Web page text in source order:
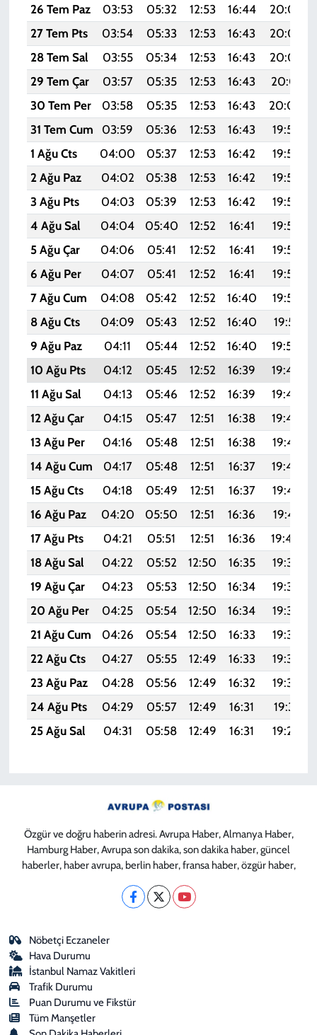
26 Tem Paz
03:53 05:32 12:53 16:44 20:04
27 Tem Pts
03:54 05:33 12:53 16:43 20:03
28 Tem Sal
03:55 05:34 12:53 16:43 20:02
29 Tem Çar
03:57 05:35 12:53 16:43 20:01
30 Tem Per
03:58 05:35 12:53 16:43 20:00
31 Tem Cum
03:59 05:36 12:53 16:43 19:59
1 Ağu Cts
04:00 05:37 12:53 16:42 19:58
2 Ağu Paz
04:02 05:38 12:53 16:42 19:57
3 Ağu Pts
04:03 05:39 12:53 16:42 19:56
4 Ağu Sal
04:04 05:40 12:52 16:41 19:55
5 Ağu Çar
04:06 05:41 12:52 16:41 19:54
6 Ağu Per
04:07 05:41 12:52 16:41 19:53
7 Ağu Cum
04:08 05:42 12:52 16:40 19:52
8 Ağu Cts
04:09 05:43 12:52 16:40 19:51
9 Ağu Paz
04:11 05:44 12:52 16:40 19:50
10 Ağu Pts
04:12 05:45 12:52 16:39 19:49
11 Ağu Sal
04:13 05:46 12:52 16:39 19:48
12 Ağu Çar
04:15 05:47 12:51 16:38 19:46
13 Ağu Per
04:16 05:48 12:51 16:38 19:45
14 Ağu Cum
04:17 05:48 12:51 16:37 19:44
15 Ağu Cts
04:18 05:49 12:51 16:37 19:43
16 Ağu Paz
04:20 05:50 12:51 16:36 19:41
17 Ağu Pts
04:21 05:51 12:51 16:36 19:40
18 Ağu Sal
04:22 05:52 12:50 16:35 19:39
19 Ağu Çar
04:23 05:53 12:50 16:34 19:37
20 Ağu Per
04:25 05:54 12:50 16:34 19:36
21 Ağu Cum
04:26 05:54 12:50 16:33 19:35
22 Ağu Cts
04:27 05:55 12:49 16:33 19:33
23 Ağu Paz
04:28 05:56 12:49 16:32 19:32
24 Ağu Pts
04:29 05:57 12:49 16:31 19:31
25 Ağu Sal
04:31 05:58 12:49 16:31 19:29
Özgür ve doğru haberin adresi. Avrupa Haber, Almanya Haber,
Hamburg Haber, Avrupa son dakika, son dakika haber, güncel
haberler, haber avrupa, berlin haber, fransa haber, özgür haber,
Nöbetçi Eczaneler
Hava Durumu
İstanbul Namaz Vakitleri
Trafik Durumu
Puan Durumu ve Fikstür
Tüm Manşetler